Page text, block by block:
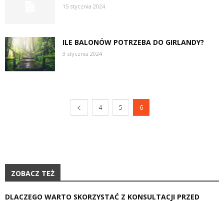
15 stycznia 2024
ILE BALONÓW POTRZEBA DO GIRLANDY?
3 stycznia 2024
4 5 6
ZOBACZ TEŻ
DLACZEGO WARTO SKORZYSTAĆ Z KONSULTACJI PRZED